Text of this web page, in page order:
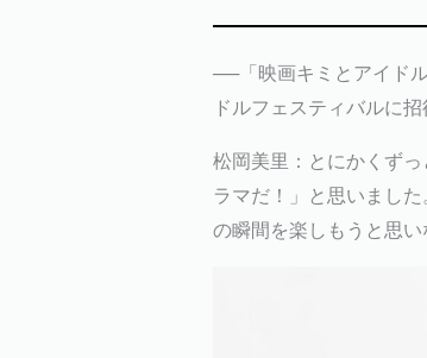
──「映画キミとアイド
ドルフェスティバルに
松岡美里：とにかくず
ラマだ！」と思いまし
の瞬間を楽しもうと思